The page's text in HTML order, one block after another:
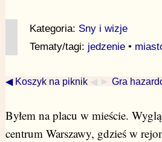
Kategoria: Sny i wizje
Tematy/tagi: jedzenie•
◀ Koszyk na piknik ◀ ► Gra
Byłem na placu w mieście.
centrum Warszawy, gdzieś w